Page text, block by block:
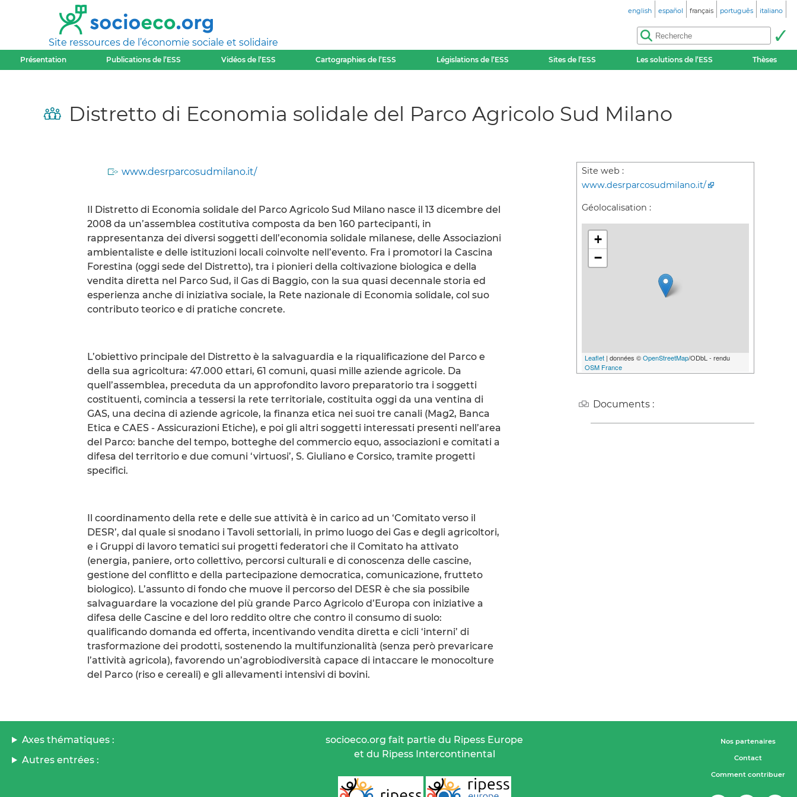
Site ressources de l’économie sociale et solidaire
english español français português italiano
Présentation Publications de l’ESS Vidéos de l’ESS Cartographies de l’ESS Législations de l’ESS Sites de l’ESS Les solutions de l’ESS Thèses
Distretto di Economia solidale del Parco Agricolo Sud Milano
www.desrparcosudmilano.it/
Il Distretto di Economia solidale del Parco Agricolo Sud Milano nasce il 13 dicembre del
2008 da un’assemblea costitutiva composta da ben 160 partecipanti, in
rappresentanza dei diversi soggetti dell’economia solidale milanese, delle Associazioni
ambientaliste e delle istituzioni locali coinvolte nell’evento. Fra i promotori la Cascina
Forestina (oggi sede del Distretto), tra i pionieri della coltivazione biologica e della
vendita diretta nel Parco Sud, il Gas di Baggio, con la sua quasi decennale storia ed
esperienza anche di iniziativa sociale, la Rete nazionale di Economia solidale, col suo
contributo teorico e di pratiche concrete.
L’obiettivo principale del Distretto è la salvaguardia e la riqualificazione del Parco e
della sua agricoltura: 47.000 ettari, 61 comuni, quasi mille aziende agricole. Da
quell’assemblea, preceduta da un approfondito lavoro preparatorio tra i soggetti
costituenti, comincia a tessersi la rete territoriale, costituita oggi da una ventina di
GAS, una decina di aziende agricole, la finanza etica nei suoi tre canali (Mag2, Banca
Etica e CAES - Assicurazioni Etiche), e poi gli altri soggetti interessati presenti nell’area
del Parco: banche del tempo, botteghe del commercio equo, associazioni e comitati a
difesa del territorio e due comuni ‘virtuosi’, S. Giuliano e Corsico, tramite progetti
specifici.
Il coordinamento della rete e delle sue attività è in carico ad un ‘Comitato verso il
DESR’, dal quale si snodano i Tavoli settoriali, in primo luogo dei Gas e degli agricoltori,
e i Gruppi di lavoro tematici sui progetti federatori che il Comitato ha attivato
(energia, paniere, orto collettivo, percorsi culturali e di conoscenza delle cascine,
gestione del conflitto e della partecipazione democratica, comunicazione, frutteto
biologico). L’assunto di fondo che muove il percorso del DESR è che sia possibile
salvaguardare la vocazione del più grande Parco Agricolo d’Europa con iniziative a
difesa delle Cascine e del loro reddito oltre che contro il consumo di suolo:
qualificando domanda ed offerta, incentivando vendita diretta e cicli ‘interni’ di
trasformazione dei prodotti, sostenendo la multifunzionalità (senza però prevaricare
l’attività agricola), favorendo un’agrobiodiversità capace di intaccare le monocolture
del Parco (riso e cereali) e gli allevamenti intensivi di bovini.
Site web :
www.desrparcosudmilano.it/
Géolocalisation :
+
−
Leaflet | données ©OpenStreetMap/ODbL - rendu
OSM France
Documents :
Axes thématiques :
Autres entrées :
socioeco.org fait partie du Ripess Europe
et du Ripess Intercontinental
Nos partenaires
Contact
Comment contribuer